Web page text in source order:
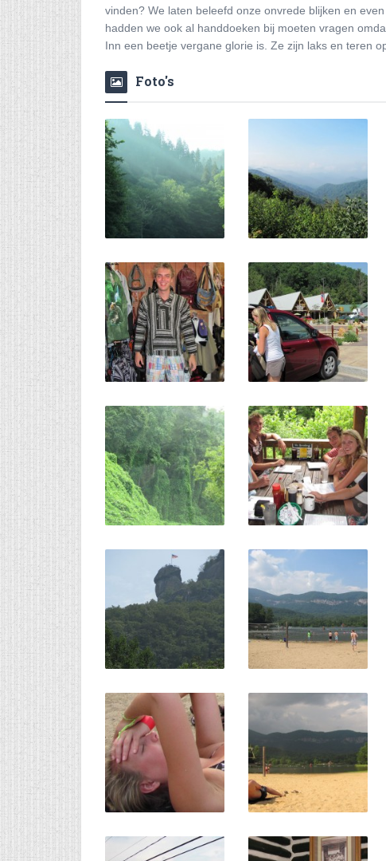
vinden? We laten beleefd onze onvrede blijken en
hadden we ook al handdoeken bij moeten vragen
Inn een beetje vergane glorie is. Ze zijn laks en teren
Foto's